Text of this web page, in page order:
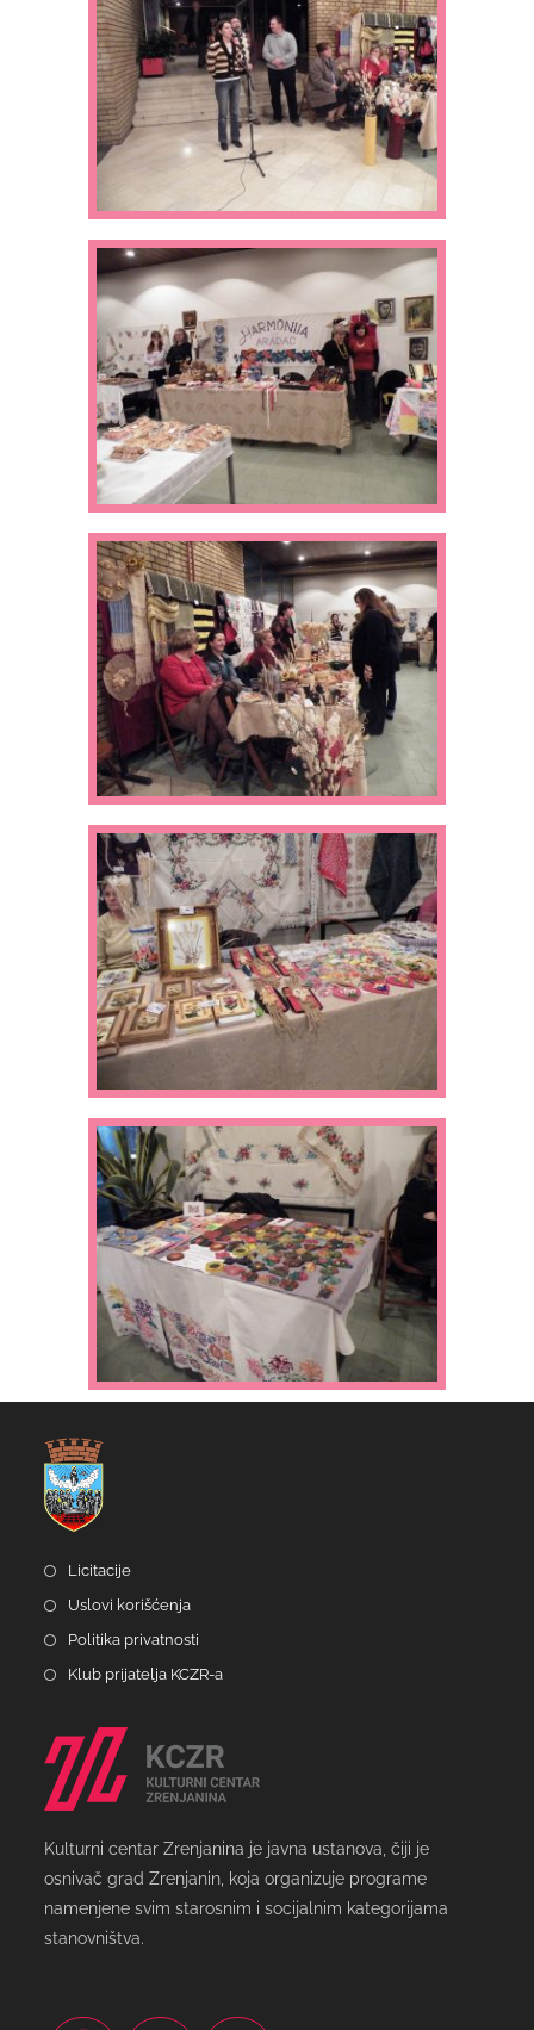
Licitacije
Uslovi korišćenja
Politika privatnosti
Klub prijatelja KCZR-a
Kulturni centar Zrenjanina je javna ustanova, čiji je
osnivač grad Zrenjanin, koja organizuje programe
namenjene svim starosnim i socijalnim kategorijama
stanovništva.